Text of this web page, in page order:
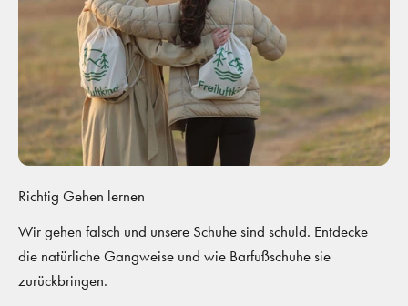
Richtig Gehen lernen
Wir gehen falsch und unsere Schuhe sind schuld. Entdecke
die natürliche Gangweise und wie Barfußschuhe sie
zurückbringen.